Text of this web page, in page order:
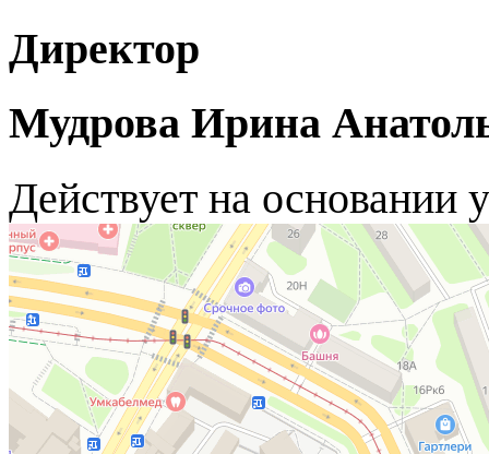
Директор
Мудрова Ирина
Действует на основании